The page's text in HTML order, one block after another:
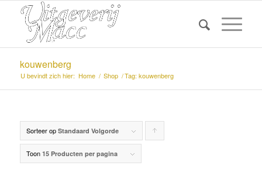
kouwenberg
U bevindt zich hier: Home / Shop /Tag: kouwenberg
Sorteer op Standaard Volgorde
Toon 15 Producten per pagina